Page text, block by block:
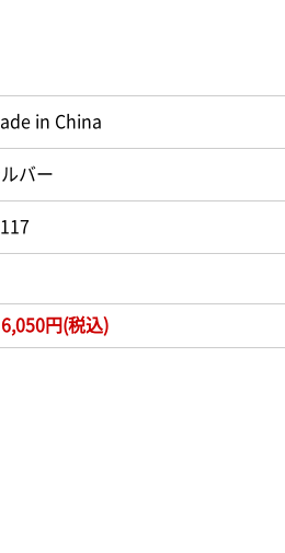
in China
バー
6,050円(税込)